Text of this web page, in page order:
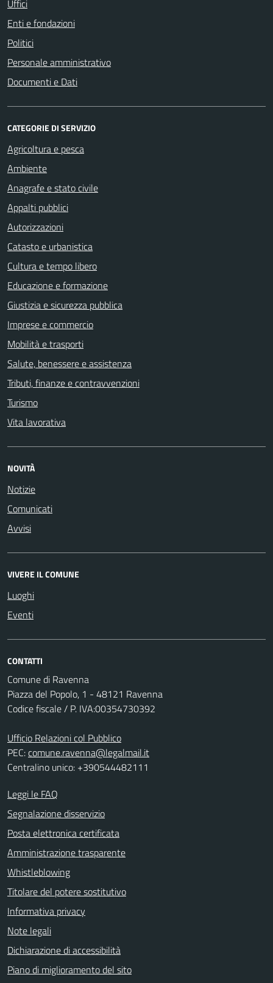
Uffici
Enti e fondazioni
Politici
Personale amministrativo
Documenti e Dati
CATEGORIE DI SERVIZIO
Agricoltura e pesca
Ambiente
Anagrafe e stato civile
Appalti pubblici
Autorizzazioni
Catasto e urbanistica
Cultura e tempo libero
Educazione e formazione
Giustizia e sicurezza pubblica
Imprese e commercio
Mobilità e trasporti
Salute, benessere e assistenza
Tributi, finanze e contravvenzioni
Turismo
Vita lavorativa
NOVITÀ
Notizie
Comunicati
Avvisi
VIVERE IL COMUNE
Luoghi
Eventi
CONTATTI
Comune di Ravenna
Piazza del Popolo, 1 - 48121 Ravenna
Codice fiscale / P. IVA:00354730392
Ufficio Relazioni col Pubblico
PEC:comune.ravenna@legalmail.it
Centralino unico: +390544482111
Leggi le FAQ
Segnalazione disservizio
Posta elettronica certificata
Amministrazione trasparente
Whistleblowing
Titolare del potere sostitutivo
Informativa privacy
Note legali
Dichiarazione di accessibilità
Piano di miglioramento del sito